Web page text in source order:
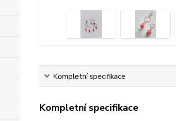
Kompletní specifikace
Kompletní specifikace